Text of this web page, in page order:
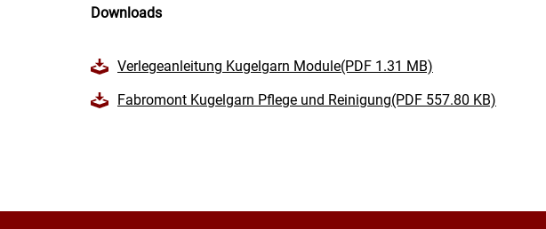
Downloads
Verlegeanleitung Kugelgarn Module(PDF 1.31 MB)
Fabromont Kugelgarn Pflege und Reinigung(PDF 557.80 KB)